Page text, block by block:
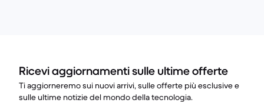
Ricevi aggiornamenti sulle ultime offerte
Ti aggiorneremo sui nuovi arrivi, sulle offerte più esclusive e
sulle ultime notizie del mondo della tecnologia.